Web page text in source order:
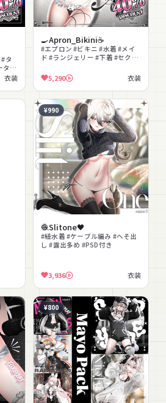
タ
ター
シー
衣装
🍳Apron_Bikini☕
#エプロン #ビキニ #水着 #メイ
ド #ランジェリー #下着 #セクシ
5,290 衣装
¥990
🧶Slitone🖤
#紐水着 #ケーブル編み #へそ出
し #露出多め #PSD付き
3,936 衣装
¥800